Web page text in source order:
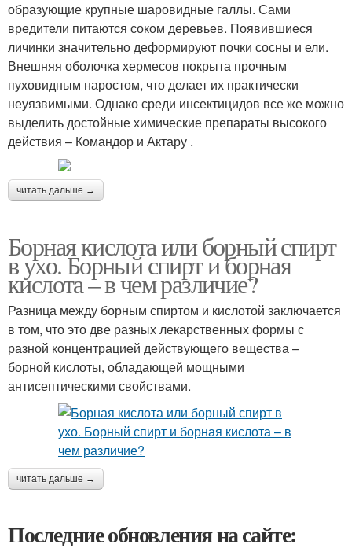
образующие крупные шаровидные галлы. Сами
вредители питаются соком деревьев. Появившиеся
личинки значительно деформируют почки сосны и ели.
Внешняя оболочка хермесов покрыта прочным
пуховидным наростом, что делает их практически
неуязвимыми. Однако среди инсектицидов все же можно
выделить достойные химические препараты высокого
действия – Командор и Актару .
читать дальше →
Борная кислота или борный спирт
в ухо. Борный спирт и борная
кислота – в чем различие?
Разница между борным спиртом и кислотой заключается
в том, что это две разных лекарственных формы с
разной концентрацией действующего вещества –
борной кислоты, обладающей мощными
антисептическими свойствами.
читать дальше →
Последние обновления на сайте: